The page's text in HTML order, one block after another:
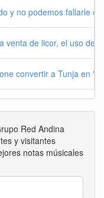
y no podemos fallarle
venta de licor, el uso de
convertir a Tunja en
Red Andina
y visitantes
notas músicales